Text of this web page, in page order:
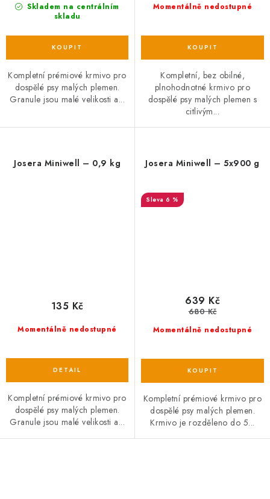
Skladem na centrálním
skladu
Kompletní prémiové krmivo pro
dospělé psy malých plemen.
Granule jsou malé velikosti a...
Momentálně nedostupné
Kompletní, bez obilné,
plnohodnotné krmivo pro
dospělé psy malých plemen s
citlivým...
Josera Miniwell – 0,9 kg
Momentálně nedostupné
135 Kč
Kompletní prémiové krmivo pro
dospělé psy malých plemen.
Granule jsou malé velikosti a...
Josera Miniwell – 5x900 g
6 %
Momentálně nedostupné
639 Kč
680 Kč
Kompletní prémiové krmivo pro
dospělé psy malých plemen.
Krmivo je rozděleno do 5...